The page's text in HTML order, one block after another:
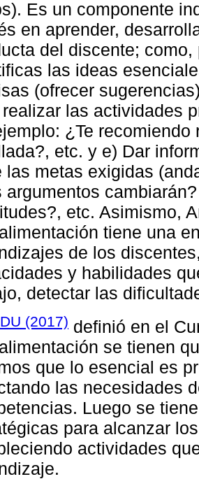
Es un componente
en aprender,
del discente;
las ideas
(ofrecer
las actividades
¿Te
etc. y e) Dar
las metas exigidas
argumentos
etc. Asimismo,
tiene una
de los
y habilidades
detectar las
(2017) definió en el
se tienen
que lo esencial es
las necesidades
Luego se
para alcanzar
actividades